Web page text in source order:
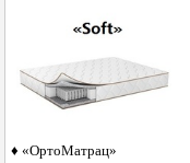
♦ «ОртоМатрац»